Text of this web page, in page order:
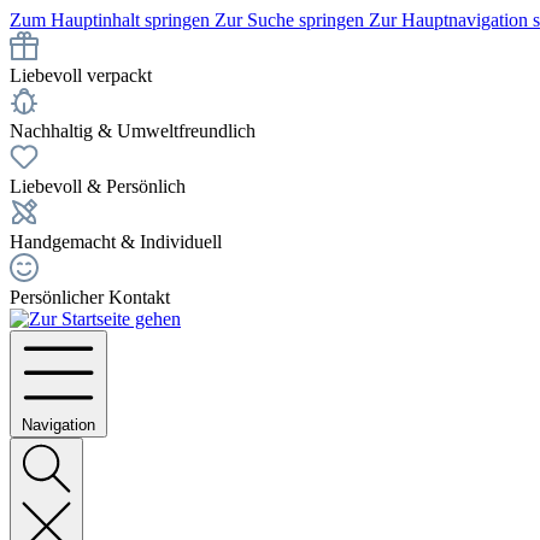
Zum Hauptinhalt springen Zur Suche springen Zur Hauptnavigation
Liebevoll verpackt
Nachhaltig & Umweltfreundlich
Liebevoll & Persönlich
Handgemacht & Individuell
Persönlicher Kontakt
Navigation